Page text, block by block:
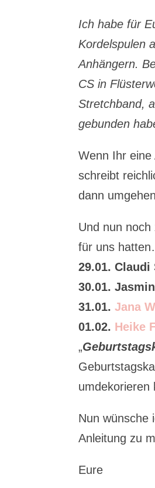
Ich habe für
Kordelspulen
Anhängern.
CS in
Stretchband,
gebunden
Wenn Ihr
schreibt
dann
Und nun
für uns
29.01. Claudi
30.01.
31.01.Jana
01.02. Heike
„
Nun wünsche
Anleitung zu
Eure